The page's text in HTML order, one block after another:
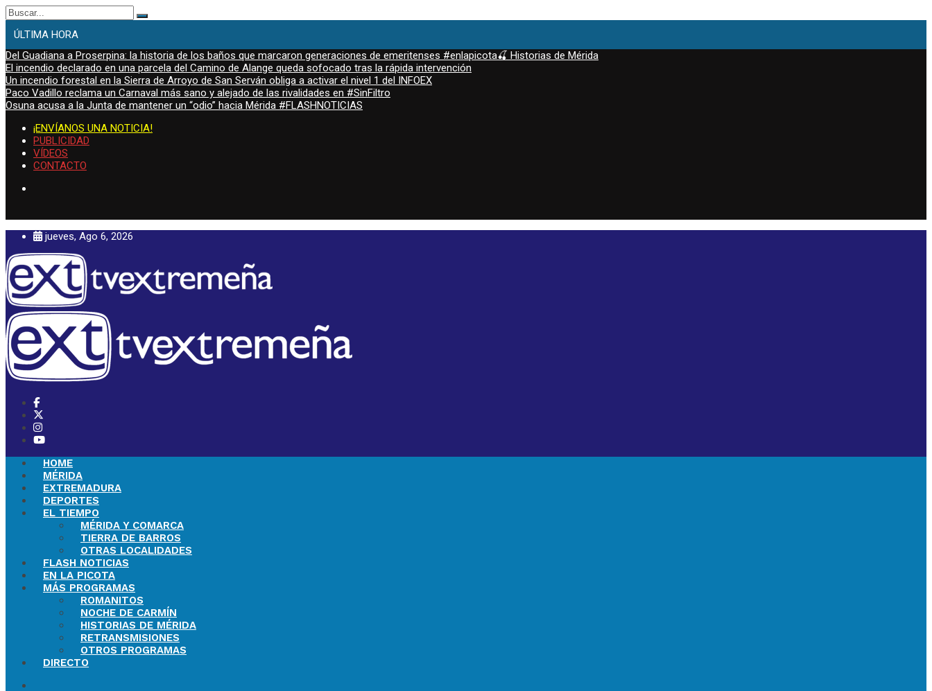
Buscar:
ÚLTIMA HORA
Del Guadiana a Proserpina: la historia de los baños que marcaron generaciones de emeritenses #enlapicota🍒 Historias de Mérida
El incendio declarado en una parcela del Camino de Alange queda sofocado tras la rápida intervención
Un incendio forestal en la Sierra de Arroyo de San Serván obliga a activar el nivel 1 del INFOEX
Paco Vadillo reclama un Carnaval más sano y alejado de las rivalidades en #SinFiltro
Osuna acusa a la Junta de mantener un “odio” hacia Mérida #FLASHNOTICIAS
¡ENVÍANOS UNA NOTICIA!
PUBLICIDAD
VÍDEOS
CONTACTO
jueves, Ago 6, 2026
HOME
MÉRIDA
EXTREMADURA
DEPORTES
EL TIEMPO
MÉRIDA Y COMARCA
TIERRA DE BARROS
OTRAS LOCALIDADES
FLASH NOTICIAS
EN LA PICOTA
MÁS PROGRAMAS
ROMANITOS
NOCHE DE CARMÍN
HISTORIAS DE MÉRIDA
RETRANSMISIONES
OTROS PROGRAMAS
DIRECTO